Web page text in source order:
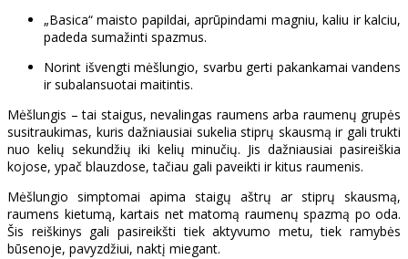
„Basica“ maisto papildai, aprūpindami magniu, kaliu ir kalciu,
padeda sumažinti spazmus.
Norint išvengti mėšlungio, svarbu gerti pakankamai vandens
ir subalansuotai maitintis.
Mėšlungis – tai staigus, nevalingas raumens arba raumenų grupės
susitraukimas, kuris dažniausiai sukelia stiprų skausmą ir gali trukti
nuo kelių sekundžių iki kelių minučių. Jis dažniausiai pasireiškia
kojose, ypač blauzdose, tačiau gali paveikti ir kitus raumenis.
Mėšlungio simptomai apima staigų aštrų ar stiprų skausmą,
raumens kietumą, kartais net matomą raumenų spazmą po oda.
Šis reiškinys gali pasireikšti tiek aktyvumo metu, tiek ramybės
būsenoje, pavyzdžiui, naktį miegant.